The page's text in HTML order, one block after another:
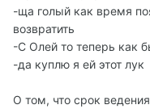
-ща голый как время
возвратить
-С Олей то теперь как
-да куплю я ей этот лук
О том, что срок